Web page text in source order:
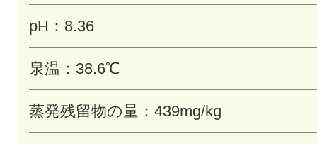
pH：8.36
泉温：38.6℃
蒸発残留物の量：439mg/kg